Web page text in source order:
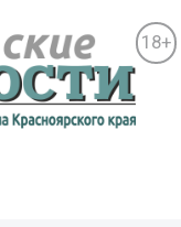
18+